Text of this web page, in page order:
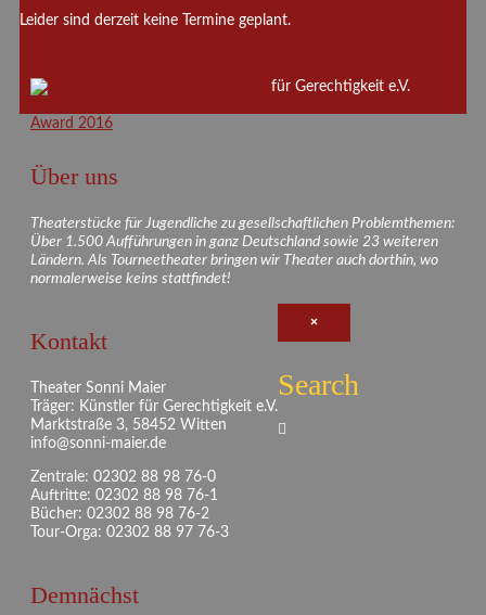
Leider sind derzeit keine Termine geplant.
Über uns
Theaterstücke für Jugendliche zu gesellschaftlichen Problemthemen:
Über 1.500 Aufführungen in ganz Deutschland sowie 23 weiteren
Ländern. Als Tourneetheater bringen wir Theater auch dorthin, wo
normalerweise keins stattfindet!
Kontakt
Theater Sonni Maier
Träger: Künstler für Gerechtigkeit e.V.
Marktstraße 3, 58452 Witten
info@sonni-maier.de
Zentrale: 02302 88 98 76-0
Auftritte: 02302 88 98 76-1
Bücher: 02302 88 98 76-2
Tour-Orga: 02302 88 97 76-3
Demnächst
für Gerechtigkeit e.V.
×
Search